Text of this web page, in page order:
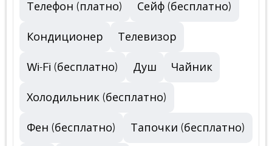
Телефон (платно) Сейф (бесплатно)
Кондиционер Телевизор
Wi-Fi (бесплатно) Душ Чайник
Холодильник (бесплатно)
Фен (бесплатно) Тапочки (бесплатно)